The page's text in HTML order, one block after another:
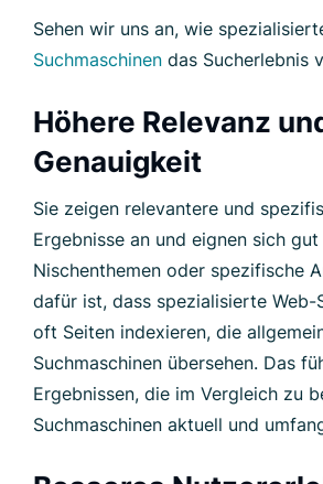
Sehen wir uns an, wie
Suchmaschinen das Sucherlebnis
Höhere Relevanz
Genauigkeit
Sie zeigen relevantere und
Ergebnisse an und eignen sich
Nischenthemen oder spezifische
dafür ist, dass spezialisierte Web-
oft Seiten indexieren, die
Suchmaschinen übersehen. Das
Ergebnissen, die im Vergleich zu
Suchmaschinen aktuell und